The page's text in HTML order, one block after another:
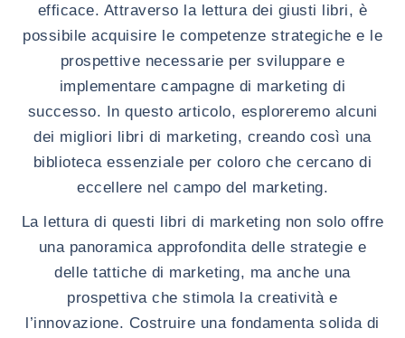
efficace. Attraverso la lettura dei giusti libri, è
possibile acquisire le competenze strategiche e le
prospettive necessarie per sviluppare e
implementare campagne di marketing di
successo. In questo articolo, esploreremo alcuni
dei migliori libri di marketing, creando così una
biblioteca essenziale per coloro che cercano di
eccellere nel campo del marketing.
La lettura di questi libri di marketing non solo offre
una panoramica approfondita delle strategie e
delle tattiche di marketing, ma anche una
prospettiva che stimola la creatività e
l’innovazione. Costruire una fondamenta solida di